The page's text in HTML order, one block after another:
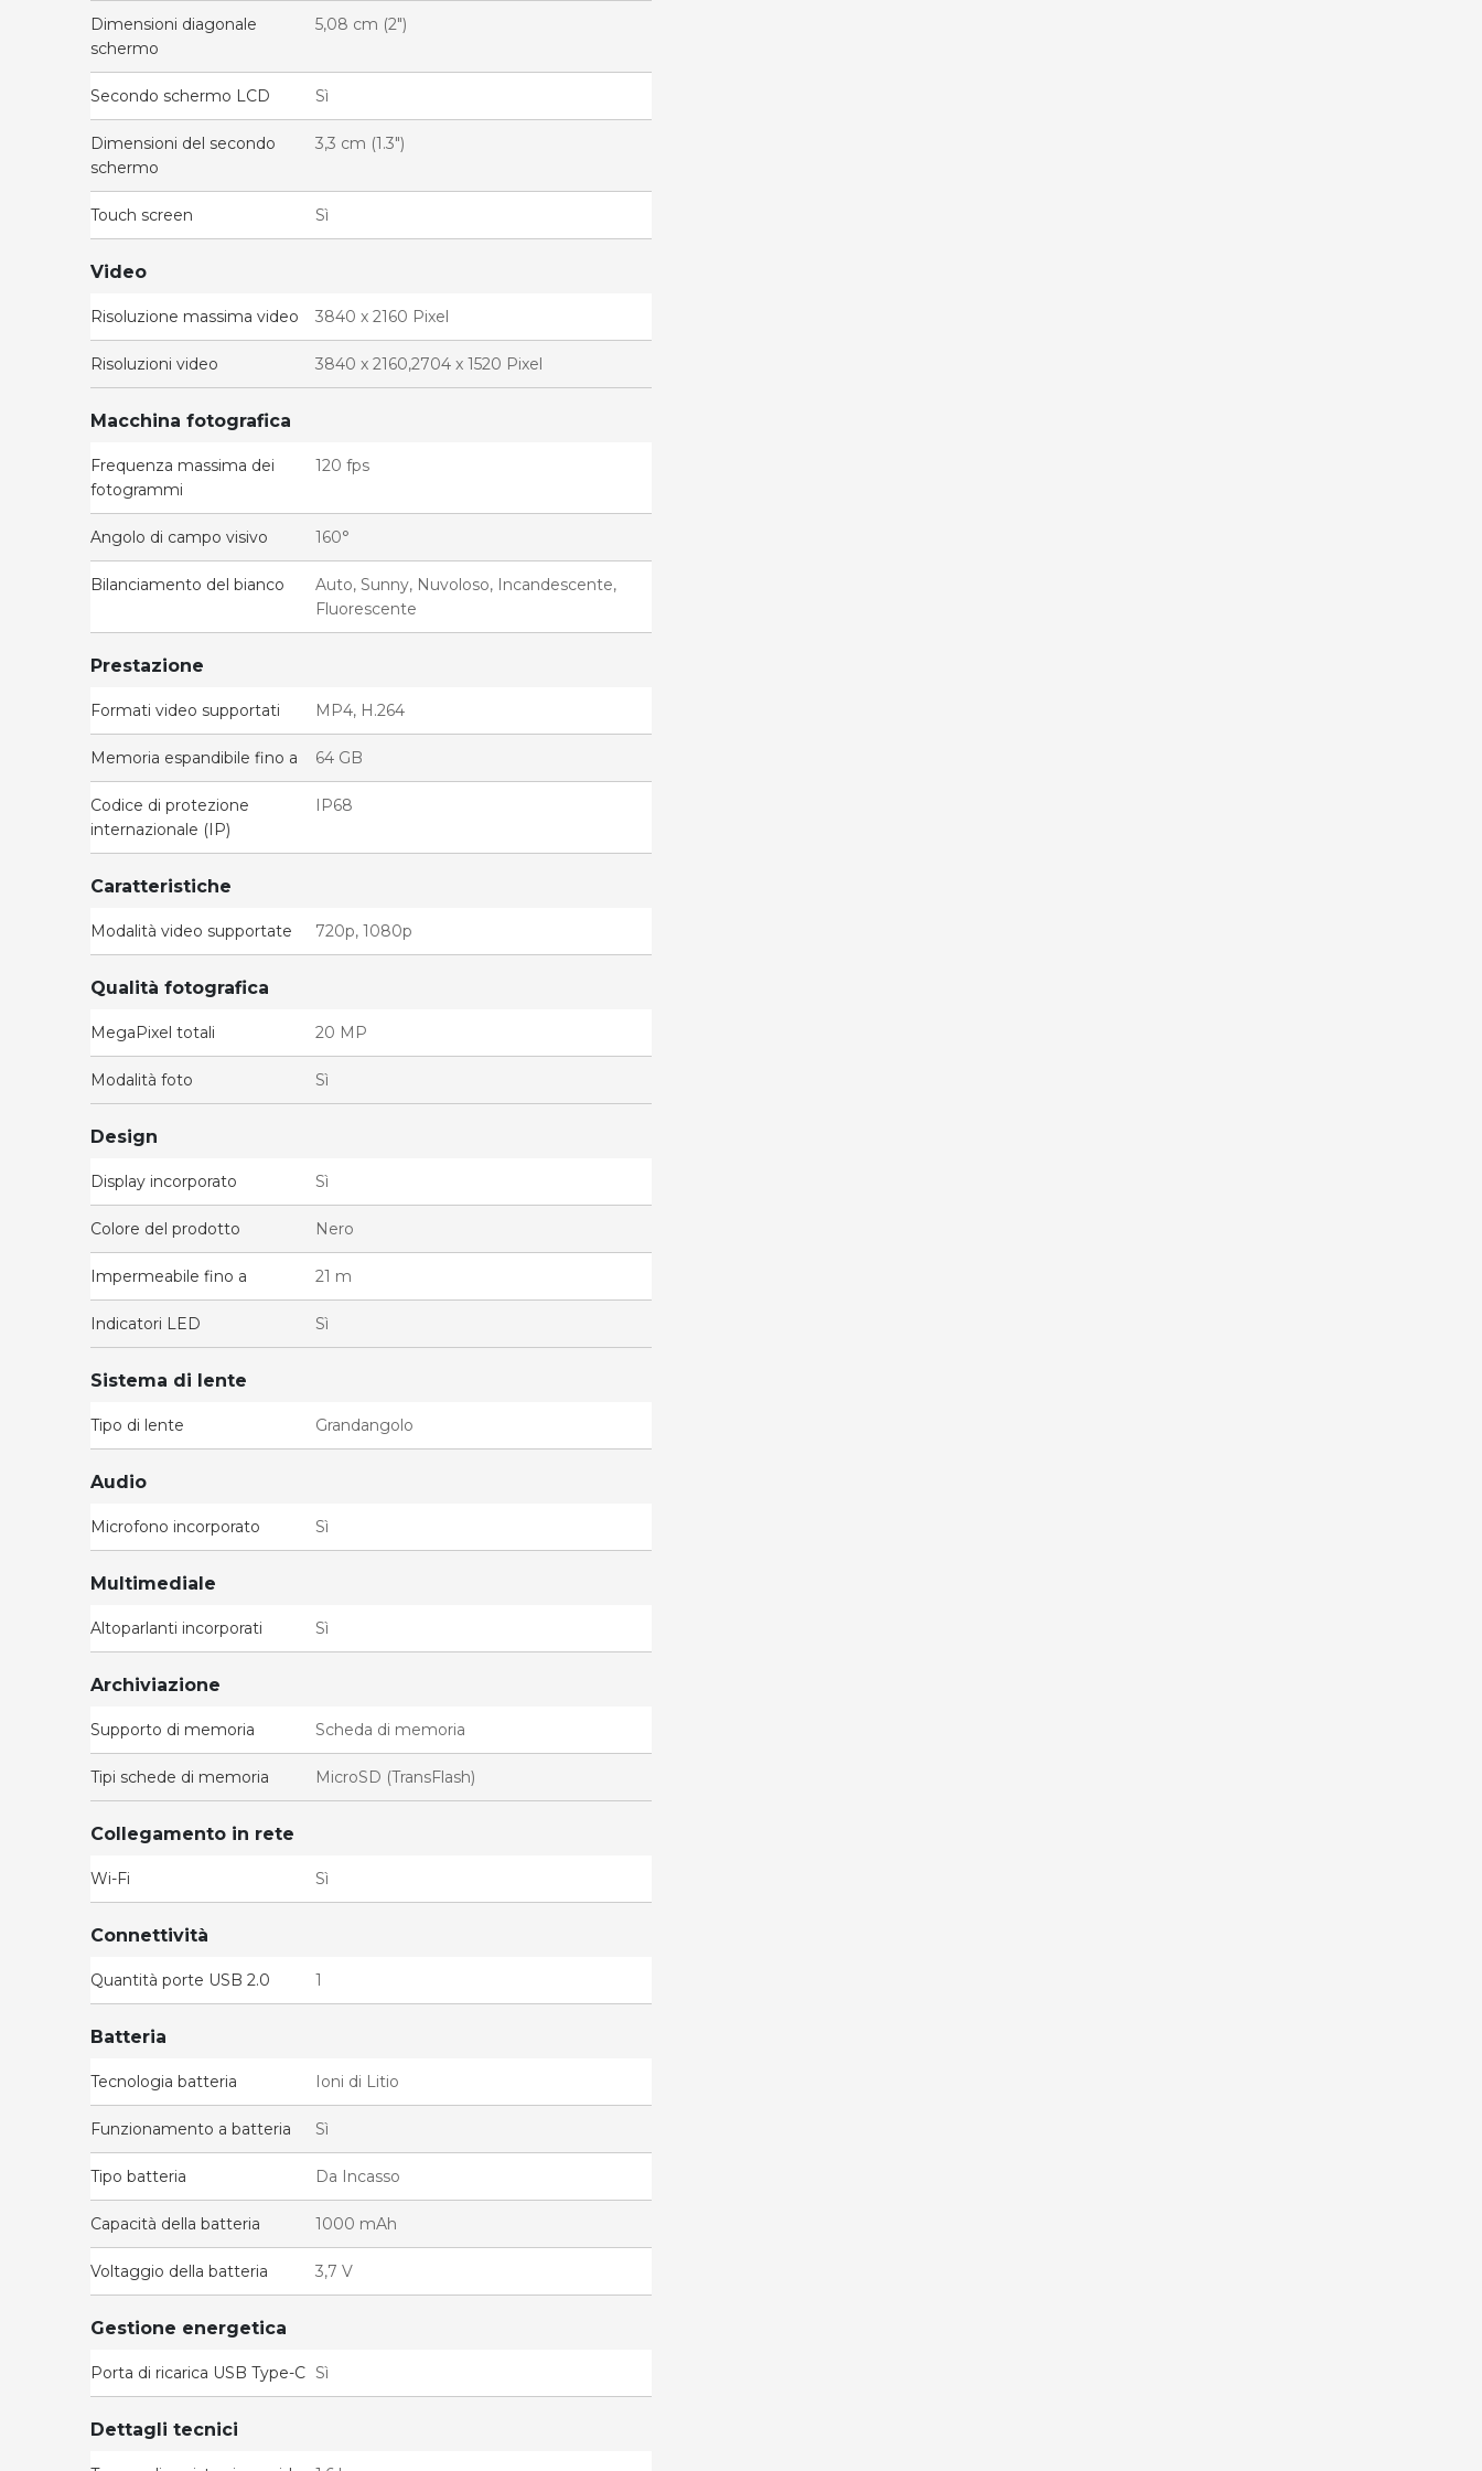
Dimensioni diagonale
schermo
5,08 cm (2")
Secondo schermo LCD Sì
Dimensioni del secondo
schermo
3,3 cm (1.3")
Touch screen Sì
Video
Risoluzione massima video 3840 x 2160 Pixel
Risoluzioni video 3840 x 2160,2704 x 1520 Pixel
Macchina fotografica
Frequenza massima dei
fotogrammi
120 fps
Angolo di campo visivo 160°
Bilanciamento del bianco
Auto, Sunny, Nuvoloso, Incandescente,
Fluorescente
Prestazione
Formati video supportati MP4, H.264
Memoria espandibile fino a 64 GB
Codice di protezione
internazionale (IP)
IP68
Caratteristiche
Modalità video supportate 720p, 1080p
Qualità fotografica
MegaPixel totali 20 MP
Modalità foto Sì
Design
Display incorporato Sì
Colore del prodotto Nero
Impermeabile fino a 21 m
Indicatori LED Sì
Sistema di lente
Tipo di lente Grandangolo
Audio
Microfono incorporato Sì
Multimediale
Altoparlanti incorporati Sì
Archiviazione
Supporto di memoria Scheda di memoria
Tipi schede di memoria MicroSD (TransFlash)
Collegamento in rete
Wi-Fi Sì
Connettività
Quantità porte USB 2.0 1
Batteria
Tecnologia batteria Ioni di Litio
Funzionamento a batteria Sì
Tipo batteria Da Incasso
Capacità della batteria 1000 mAh
Voltaggio della batteria 3,7 V
Gestione energetica
Porta di ricarica USB Type-C Sì
Dettagli tecnici